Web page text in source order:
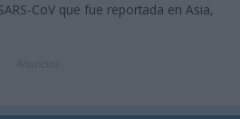
CoV que fue reportada en Asia,